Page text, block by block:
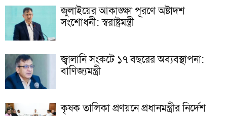
জুলাইয়ের আকাঙ্ক্ষা পূরণে অষ্টাদশ
সংশোধনী: স্বরাষ্ট্রমন্ত্রী
জ্বালানি সংকটে ১৭ বছরের অব্যবস্থাপনা:
বাণিজ্যমন্ত্রী
কৃষক তালিকা প্রণয়নে প্রধানমন্ত্রীর নির্দেশ